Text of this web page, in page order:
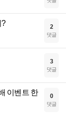
? 2
댓글
3
댓글
이벤트 한
0
댓글